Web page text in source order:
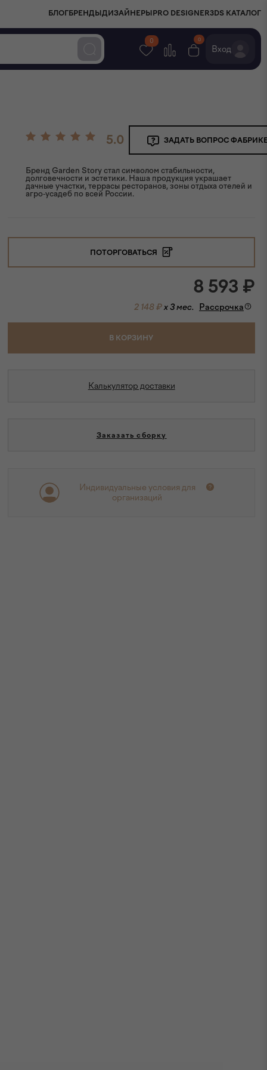
БЛОГ БРЕНДЫ ДИЗАЙНЕРЫ PRO DESIGNER3DS КАТАЛОГ
0 0
Вход
5.0 ЗАДАТЬ ВОПРОС
Бренд Garden Story стал символом стабильности,
долговечности и эстетики. Наша продукция украшает
дачные участки, террасы ресторанов, зоны отдыха отелей и
агро-усадеб по всей России.
ПОТОРГОВАТЬСЯ
8 593 ₽
2 148 ₽x 3 мес. Рассрочка
В КОРЗИНУ
Калькулятор доставки
Заказать сборку
Индивидуальные условия для
организаций